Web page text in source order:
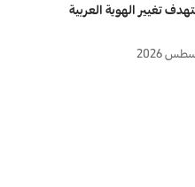
تغيير الهوية العربية